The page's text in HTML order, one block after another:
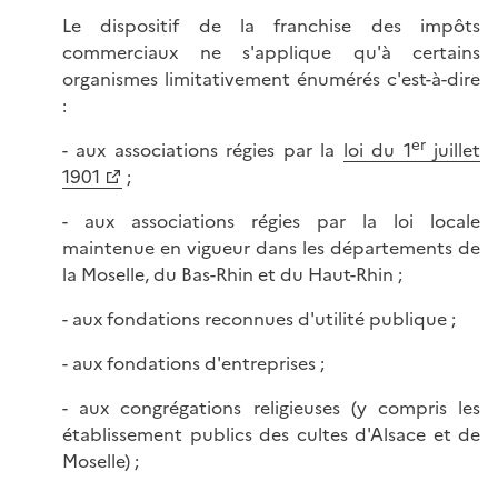
Le dispositif de la franchise des impôts
commerciaux ne s'applique qu'à certains
organismes limitativement énumérés c'est-à-dire
:
- aux associations régies par la loi du 1erjuillet
1901
;
- aux associations régies par la loi locale
maintenue en vigueur dans les départements de
la Moselle, du Bas-Rhin et du Haut-Rhin ;
- aux fondations reconnues d'utilité publique ;
- aux fondations d'entreprises ;
- aux congrégations religieuses (y compris les
établissement publics des cultes d'Alsace et de
Moselle) ;